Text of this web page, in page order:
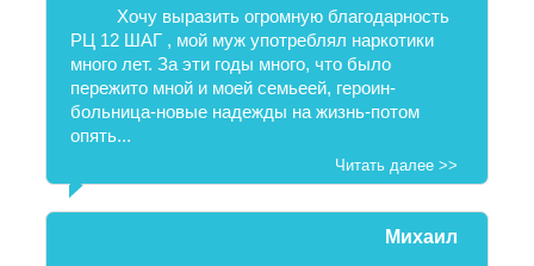
Хочу выразить огромную благодарность
РЦ 12 ШАГ , мой муж употреблял наркотики
много лет. За эти годы много, что было
пережито мной и моей семьеей, героин-
больница-новые надежды на жизнь-потом
опять...
Читать далее >>
Михаил